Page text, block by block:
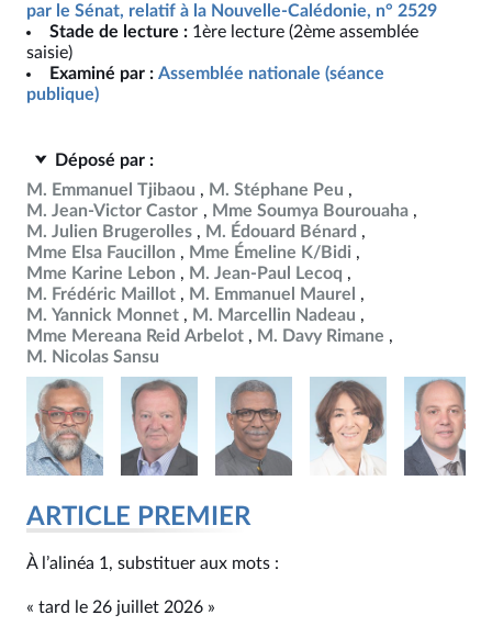
par le Sénat, relatif à la Nouvelle-Calédonie, n° 2529
Stade de lecture : 1ère lecture (2ème assemblée
saisie)
Examiné par : Assemblée nationale (séance
publique)
Déposé par :
M. Emmanuel Tjibaou
M. Stéphane Peu
M. Jean-Victor Castor
Mme Soumya Bourouaha
M. Julien Brugerolles
M. Édouard Bénard
Mme Elsa Faucillon
Mme Émeline K/Bidi
Mme Karine Lebon
M. Jean-Paul Lecoq
M. Frédéric Maillot
M. Emmanuel Maurel
M. Yannick Monnet
M. Marcellin Nadeau
Mme Mereana Reid Arbelot
M. Davy Rimane
M. Nicolas Sansu
ARTICLE PREMIER
À l’alinéa 1, substituer aux mots :
« tard le 26 juillet 2026 »